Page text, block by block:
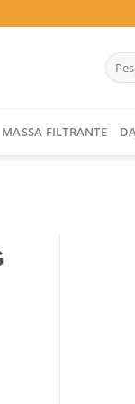
por:
MASSA FILTRANTE